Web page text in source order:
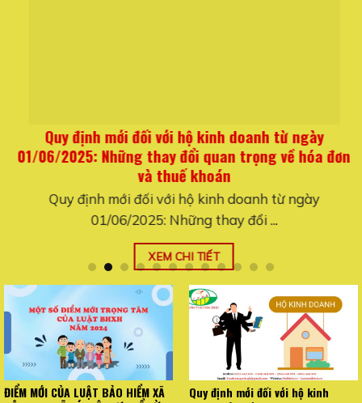
Quy định mới đối với hộ kinh doanh từ ngày
01/06/2025: Những thay đổi quan trọng về hóa đơn
và thuế khoán
Quy định mới đối với hộ kinh doanh từ ngày
01/06/2025: Những thay đổi ...
XEM CHI TIẾT
ĐIỂM MỚI CỦA LUẬT BẢO HIỂM XÃ
Quy định mới đối với hộ kinh